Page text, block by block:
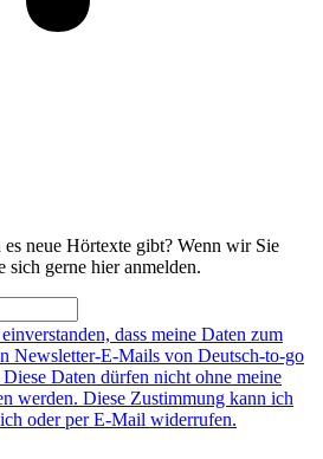
neue Hörtexte gibt? Wenn wir Sie
sich gerne hier anmelden.
dass meine Daten zum
Newsletter-E-Mails von Deutsch-to-go
Daten dürfen nicht ohne meine
werden. Diese Zustimmung kann ich
oder per E-Mail widerrufen.